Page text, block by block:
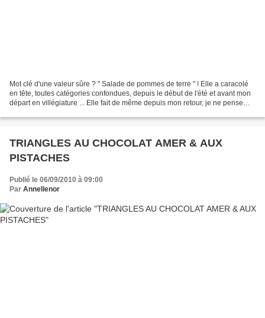
Mot clé d'une valeur sûre ? " Salade de pommes de terre " ! Elle a caracolé
en tête, toutes catégories confondues, depuis le début de l'été et avant mon
départ en villégiature ... Elle fait de même depuis mon retour, je ne pense
TRIANGLES AU CHOCOLAT AMER & AUX
PISTACHES
Publié le 06/09/2010 à 09:00
Par Annellenor